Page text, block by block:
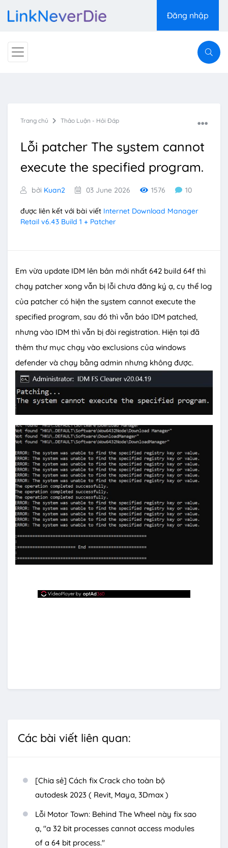
Đăng nhập
Trang chủ Thảo Luận - Hỏi Đáp
Lỗi patcher The system cannot
execute the specified program.
bởi Kuan2 03 June 2026 1576 10
được liên kết với bài viết Internet Download Manager
Retail v6.43 Build 1 + Patcher
Em vừa update IDM lên bản mới nhất 642 build 64f thì
chạy patcher xong vẫn bị lỗi chưa đăng ký ạ, cụ thể log
của patcher có hiện the system cannot execute the
specified program, sau đó thì vẫn báo IDM patched,
nhưng vào IDM thì vẫn bị đòi registration. Hiện tại đã
thêm thư mục chạy vào exclusions của windows
defender và chạy bằng admin nhưng không được.
Các bài viết liên quan:
[Chia sẻ] Cách fix Crack cho toàn bộ
autodesk 2023 ( Revit, Maya, 3Dmax )
Lỗi Motor Town: Behind The Wheel này fix sao
ạ, "a 32 bit processes cannot access modules
of a 64 bit process."